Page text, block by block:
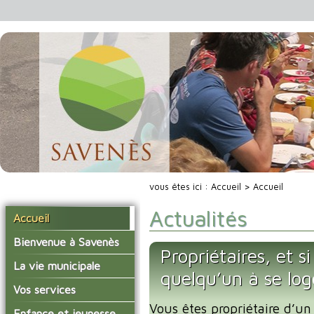
Accueil
Bienvenue à Savenès
Situer Savenès
Savenès en chiffre
L'histoire du village
La vie municipale
Vos élus
Les compte-rendus du
Vos services
La mairie
vous êtes ici : Accueil > Accueil
Actualités
Propriétaires, et
quelqu’un à se
Vous êtes propriétaire